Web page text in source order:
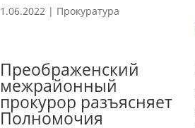
1.06.2022 | Прокуратура
Преображенский
межрайонный
прокурор разъясняет
Полномочия